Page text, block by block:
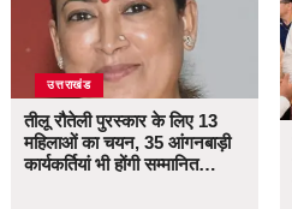
उत्तराखंड
तीलू रौतेली पुरस्कार के लिए 13
महिलाओं का चयन, 35 आंगनबाड़ी
कार्यकर्तियां भी होंगी सम्मानित…